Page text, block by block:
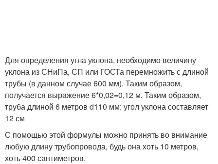
Для определения угла уклона, необходимо величину
уклона из СНиПа, СП или ГОСТа перемножить с длиной
трубы (в данном случае 600 мм). Таким образом,
получается выражение 6*0,02=0,12 м. Таким образом,
труба длиной 6 метров d110 мм: угол уклона составляет
12 см
С помощью этой формулы можно принять во внимание
любую длину трубопровода, будь она хоть 10 метров,
хоть 400 сантиметров.